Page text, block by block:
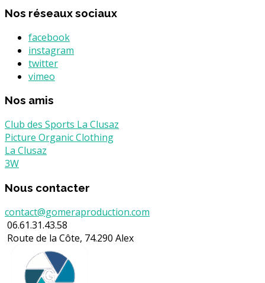
Nos réseaux sociaux
facebook
instagram
twitter
vimeo
Nos amis
Club des Sports La Clusaz
Picture Organic Clothing
La Clusaz
3W
Nous contacter
contact@gomeraproduction.com
06.61.31.43.58
Route de la Côte, 74.290 Alex